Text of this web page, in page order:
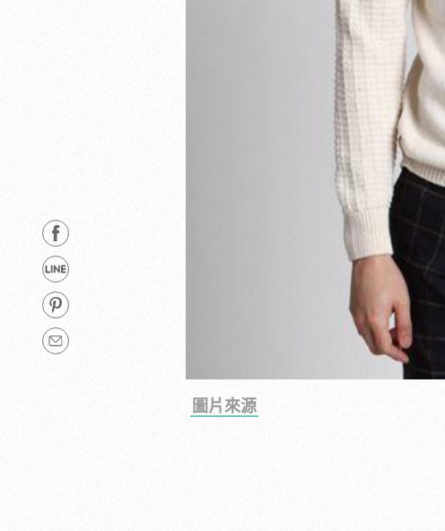
圖片來源